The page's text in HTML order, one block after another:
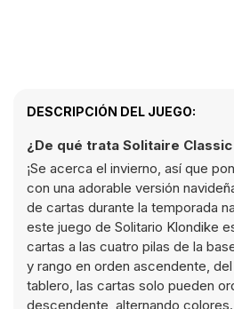
DESCRIPCIÓN DEL JUEGO:
¿De qué trata Solitaire
¡Se acerca el invierno, así que
con una adorable versión
de cartas durante la temporada
este juego de Solitario Klondike
cartas a las cuatro pilas de la
y rango en orden ascendente, del
tablero, las cartas solo pueden
descendente, alternando